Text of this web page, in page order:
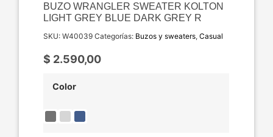
BUZO WRANGLER SWEATER KOLTON
LIGHT GREY BLUE DARK GREY R
SKU:W40039 Categorías: Buzos y sweaters,Casual
$ 2.590,00
Color